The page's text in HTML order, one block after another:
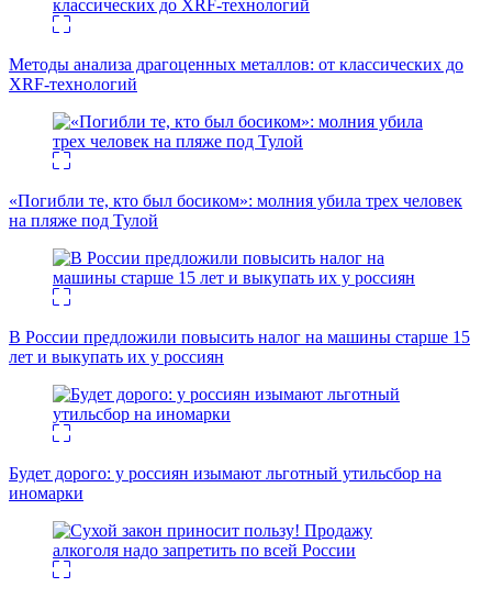
Методы анализа драгоценных металлов: от классических до
XRF-технологий
«Погибли те, кто был босиком»: молния убила трех человек
на пляже под Тулой
В России предложили повысить налог на машины старше 15
лет и выкупать их у россиян
Будет дорого: у россиян изымают льготный утильсбор на
иномарки